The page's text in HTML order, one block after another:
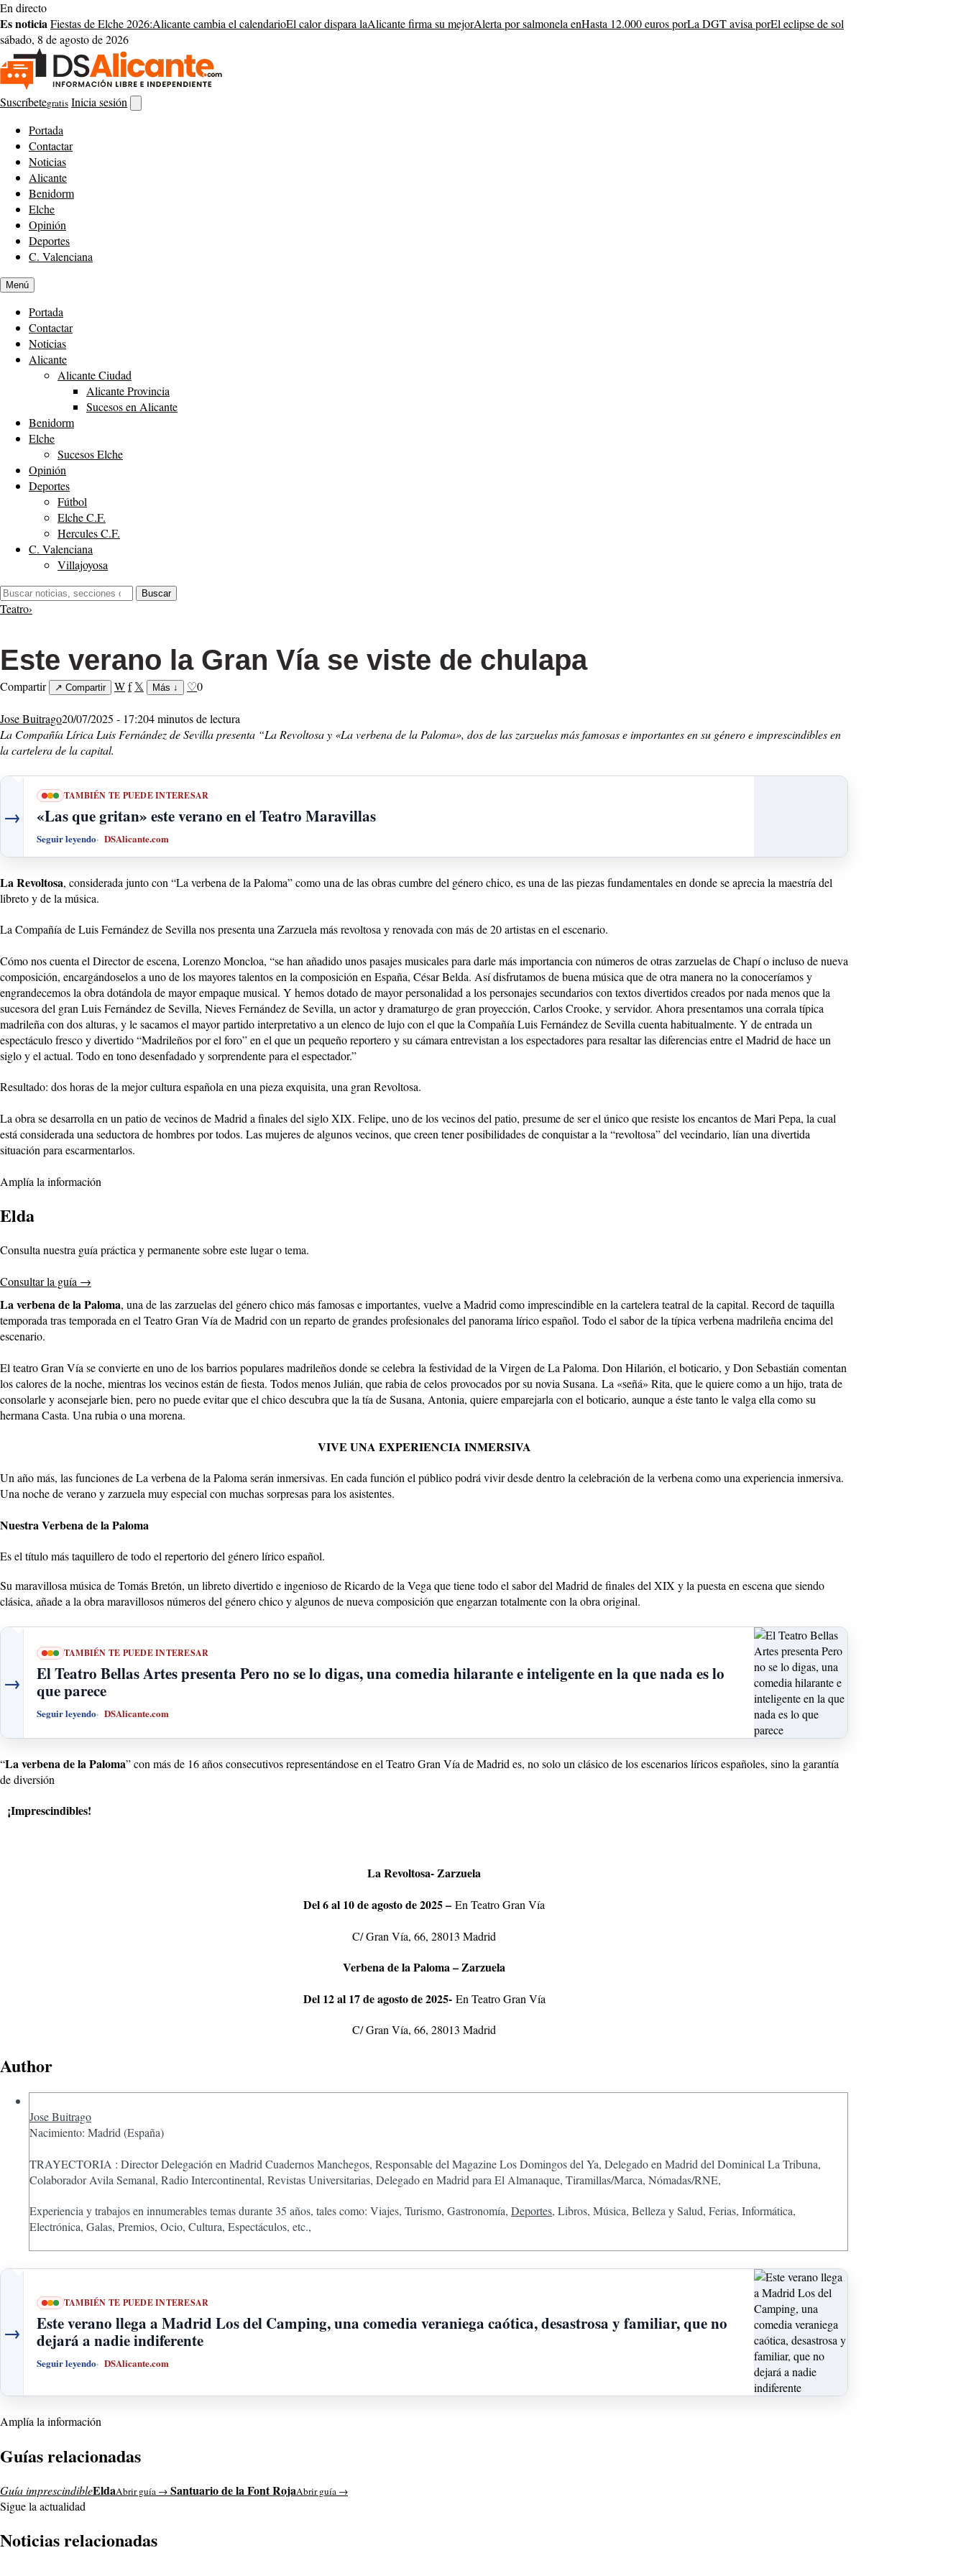
Saltar
al
contenido
En directo
Es noticiaFiestas de Elche 2026:Alicante cambia el calendarioEl calor dispara laAlicante firma su mejorAlerta por salmonela enHasta 12.000 euros porLa DGT avisa porEl eclipse de sol
sábado, 8 de agosto de 2026
Suscríbetegratis Inicia sesión
buscador
Portada
Contactar
Noticias
Alicante
Benidorm
Elche
Opinión
Deportes
C. Valenciana
Menú
Portada
Contactar
Noticias
Alicante
Alicante Ciudad
Alicante Provincia
Sucesos en Alicante
Benidorm
Elche
Sucesos Elche
Opinión
Deportes
Fútbol
Elche C.F.
Hercules C.F.
C. Valenciana
Villajoyosa
Buscar:
Buscar
Teatro›
Este verano la Gran Vía se viste de chulapa
Compartir ↗ Compartir Wf 𝕏 Más ↓ ♡0
Jose Buitrago20/07/2025 - 17:204 minutos de lectura
La Compañía Lírica Luis Fernández de Sevilla presenta “La Revoltosa y «La verbena de la Paloma», dos de las zarzuelas más famosas e importantes en su género e imprescindibles en
la cartelera de la capital.
→
TAMBIÉN TE PUEDE INTERESAR
«Las que gritan» este verano en el Teatro Maravillas
Seguir leyendo DSAlicante.com
La Revoltosa, considerada junto con “La verbena de la Paloma” como una de las obras cumbre del género chico, es una de las piezas fundamentales en donde se aprecia la maestría del
libreto y de la música.
La Compañía de Luis Fernández de Sevilla nos presenta una Zarzuela más revoltosa y renovada con más de 20 artistas en el escenario.
Cómo nos cuenta el Director de escena, Lorenzo Moncloa, “se han añadido unos pasajes musicales para darle más importancia con números de otras zarzuelas de Chapí o incluso de nueva
composición, encargándoselos a uno de los mayores talentos en la composición en España, César Belda. Así disfrutamos de buena música que de otra manera no la conoceríamos y
engrandecemos la obra dotándola de mayor empaque musical. Y hemos dotado de mayor personalidad a los personajes secundarios con textos divertidos creados por nada menos que la
sucesora del gran Luis Fernández de Sevilla, Nieves Fernández de Sevilla, un actor y dramaturgo de gran proyección, Carlos Crooke, y servidor. Ahora presentamos una corrala típica
madrileña con dos alturas, y le sacamos el mayor partido interpretativo a un elenco de lujo con el que la Compañía Luis Fernández de Sevilla cuenta habitualmente. Y de entrada un
espectáculo fresco y divertido “Madrileños por el foro” en el que un pequeño reportero y su cámara entrevistan a los espectadores para resaltar las diferencias entre el Madrid de hace un
siglo y el actual. Todo en tono desenfadado y sorprendente para el espectador.”
Resultado: dos horas de la mejor cultura española en una pieza exquisita, una gran Revoltosa.
La obra se desarrolla en un patio de vecinos de Madrid a finales del siglo XIX. Felipe, uno de los vecinos del patio, presume de ser el único que resiste los encantos de Mari Pepa, la cual
está considerada una seductora de hombres por todos. Las mujeres de algunos vecinos, que creen tener posibilidades de conquistar a la “revoltosa” del vecindario, lían una divertida
situación para escarmentarlos.
Amplía la información
Elda
Consulta nuestra guía práctica y permanente sobre este lugar o tema.
Consultar la guía →
La verbena de la Paloma, una de las zarzuelas del género chico más famosas e importantes, vuelve a Madrid como imprescindible en la cartelera teatral de la capital. Record de taquilla
temporada tras temporada en el Teatro Gran Vía de Madrid con un reparto de grandes profesionales del panorama lírico español. Todo el sabor de la típica verbena madrileña encima del
escenario.
El teatro Gran Vía se convierte en uno de los barrios populares madrileños donde se celebra la festividad de la Virgen de La Paloma. Don Hilarión, el boticario, y Don Sebastián comentan
los calores de la noche, mientras los vecinos están de fiesta. Todos menos Julián, que rabia de celos provocados por su novia Susana. La «señá» Rita, que le quiere como a un hijo, trata de
consolarle y aconsejarle bien, pero no puede evitar que el chico descubra que la tía de Susana, Antonia, quiere emparejarla con el boticario, aunque a éste tanto le valga ella como su
hermana Casta. Una rubia o una morena.
VIVE UNA EXPERIENCIA INMERSIVA
Un año más, las funciones de La verbena de la Paloma serán inmersivas. En cada función el público podrá vivir desde dentro la celebración de la verbena como una experiencia inmersiva.
Una noche de verano y zarzuela muy especial con muchas sorpresas para los asistentes.
Nuestra Verbena de la Paloma
Es el título más taquillero de todo el repertorio del género lírico español.
Su maravillosa música de Tomás Bretón, un libreto divertido e ingenioso de Ricardo de la Vega que tiene todo el sabor del Madrid de finales del XIX y la puesta en escena que siendo
clásica, añade a la obra maravillosos números del género chico y algunos de nueva composición que engarzan totalmente con la obra original.
→
TAMBIÉN TE PUEDE INTERESAR
El Teatro Bellas Artes presenta Pero no se lo digas, una comedia hilarante e inteligente en la que nada es lo
que parece
Seguir leyendo DSAlicante.com
“La verbena de la Paloma” con más de 16 años consecutivos representándose en el Teatro Gran Vía de Madrid es, no solo un clásico de los escenarios líricos españoles, sino la garantía
de diversión
¡Imprescindibles!
La Revoltosa- Zarzuela
Del 6 al 10 de agosto de 2025 – En Teatro Gran Vía
C/ Gran Vía, 66, 28013 Madrid
Verbena de la Paloma – Zarzuela
Del 12 al 17 de agosto de 2025- En Teatro Gran Vía
C/ Gran Vía, 66, 28013 Madrid
Author
Jose Buitrago
Nacimiento: Madrid (España)
TRAYECTORIA : Director Delegación en Madrid Cuadernos Manchegos, Responsable del Magazine Los Domingos del Ya, Delegado en Madrid del Dominical La Tribuna,
Colaborador Avila Semanal, Radio Intercontinental, Revistas Universitarias, Delegado en Madrid para El Almanaque, Tiramillas/Marca, Nómadas/RNE,
Experiencia y trabajos en innumerables temas durante 35 años, tales como: Viajes, Turismo, Gastronomía, Deportes, Libros, Música, Belleza y Salud, Ferias, Informática,
Electrónica, Galas, Premios, Ocio, Cultura, Espectáculos, etc.,
→
TAMBIÉN TE PUEDE INTERESAR
Este verano llega a Madrid Los del Camping, una comedia veraniega caótica, desastrosa y familiar, que no
dejará a nadie indiferente
Seguir leyendo DSAlicante.com
Amplía la información
Guías relacionadas
Guía imprescindibleEldaAbrir guía → Santuario de la Font RojaAbrir guía →
Sigue la actualidad
Noticias relacionadas